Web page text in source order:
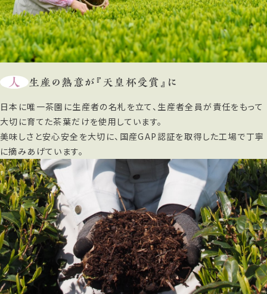
人 生産の熱意が『天皇杯受賞』に
日本に唯一茶園に生産者の名札を立て、生産者全員が責任をもって
大切に育てた茶葉だけを使用しています。
美味しさと安心安全を大切に、国産GAP認証を取得した工場で丁寧
に摘みあげています。